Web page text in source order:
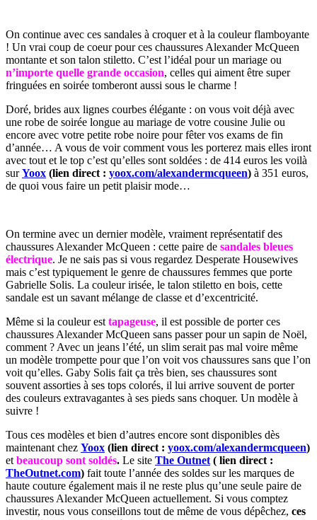
On continue avec ces sandales à croquer et à la couleur flamboyante
! Un vrai coup de coeur pour ces chaussures Alexander McQueen
montante et son talon stiletto. C’est l’idéal pour un mariage ou
n’importe quelle grande occasion, celles qui aiment être super
fringuées en soirée tomberont aussi sous le charme !
Doré, brides aux lignes courbes élégante : on vous voit déjà avec
une robe de soirée longue au mariage de votre cousine Julie ou
encore avec votre petite robe noire pour fêter vos exams de fin
d’année… A vous de voir comment vous les porterez mais elles iront
avec tout et le top c’est qu’elles sont soldées : de 414 euros les voilà
surYoox (lien direct : yoox.com/alexandermcqueen) à 351 euros,
de quoi vous faire un petit plaisir mode…
On termine avec un dernier modèle, vraiment représentatif des
chaussures Alexander McQueen : cette paire de sandales bleues
électrique. Je ne sais pas si vous regardez Desperate Housewives
mais c’est typiquement le genre de chaussures femmes que porte
Gabrielle Solis. La couleur irisée, le talon stiletto en bois, cette
sandale est un savant mélange de classe et d’excentricité.
Même si la couleur est tapageuse, il est possible de porter ces
chaussures Alexander McQueen sans passer pour un sapin de Noël,
comment ? Avec un jeans l’été, un slim serait pas mal voire même
un modèle trompette pour que l’on voit vos chaussures sans que l’on
voit qu’elles. Gaby Solis fait ça très bien, ses chaussures sont
souvent assorties à ses tops colorés, il lui arrive souvent de porter
des couleurs extravagantes à ses pieds sans choquer. Un modèle à
suivre !
Tous ces modèles et bien d’autres encore sont disponibles dès
maintenant chez Yoox (lien direct : yoox.com/alexandermcqueen)
et beaucoup sont soldés. Le site The Outnet ( lien direct :
TheOutnet.com) fait toute l’année des soldes sur les marques de
haute couture également mais il ne reste plus qu’une seule paire de
chaussures Alexander McQueen actuellement. Si vous comptez
investir, nous vous conseillons tout de même de vous dépêchez, ces